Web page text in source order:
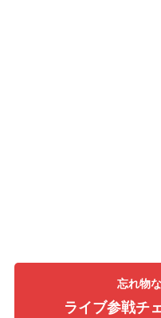
忘れ物
ライブ参戦チ